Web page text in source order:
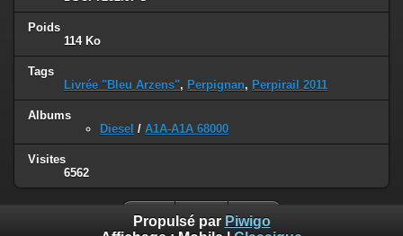
Poids
114 Ko
Tags
Livrée "Bleu Arzens", Perpignan, Perpirail 2011
Albums
Diesel / A1A-A1A 68000
Visites
6562
Propulsé par Piwigo